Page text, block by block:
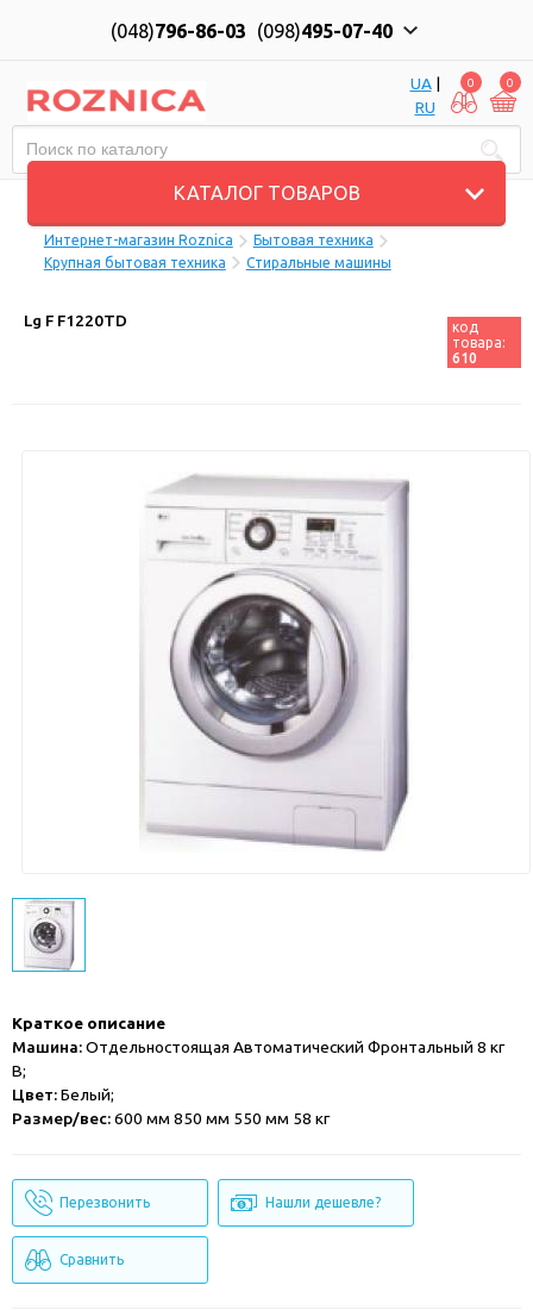
(048)796-86-03 (098)495-07-40
UA|
RU
0 0
КАТАЛОГ ТОВАРОВ
Интернет-магазин Roznica
Бытовая техника
Крупная бытовая техника
Стиральные машины
Lg F F1220TD
код
товара:
610
Краткое описание
Машина:Отдельностоящая Автоматический Фронтальный 8 кг
В;
Цвет:Белый;
Размер/вес:600 мм 850 мм 550 мм 58 кг
Перезвонить Нашли дешевле?
Сравнить